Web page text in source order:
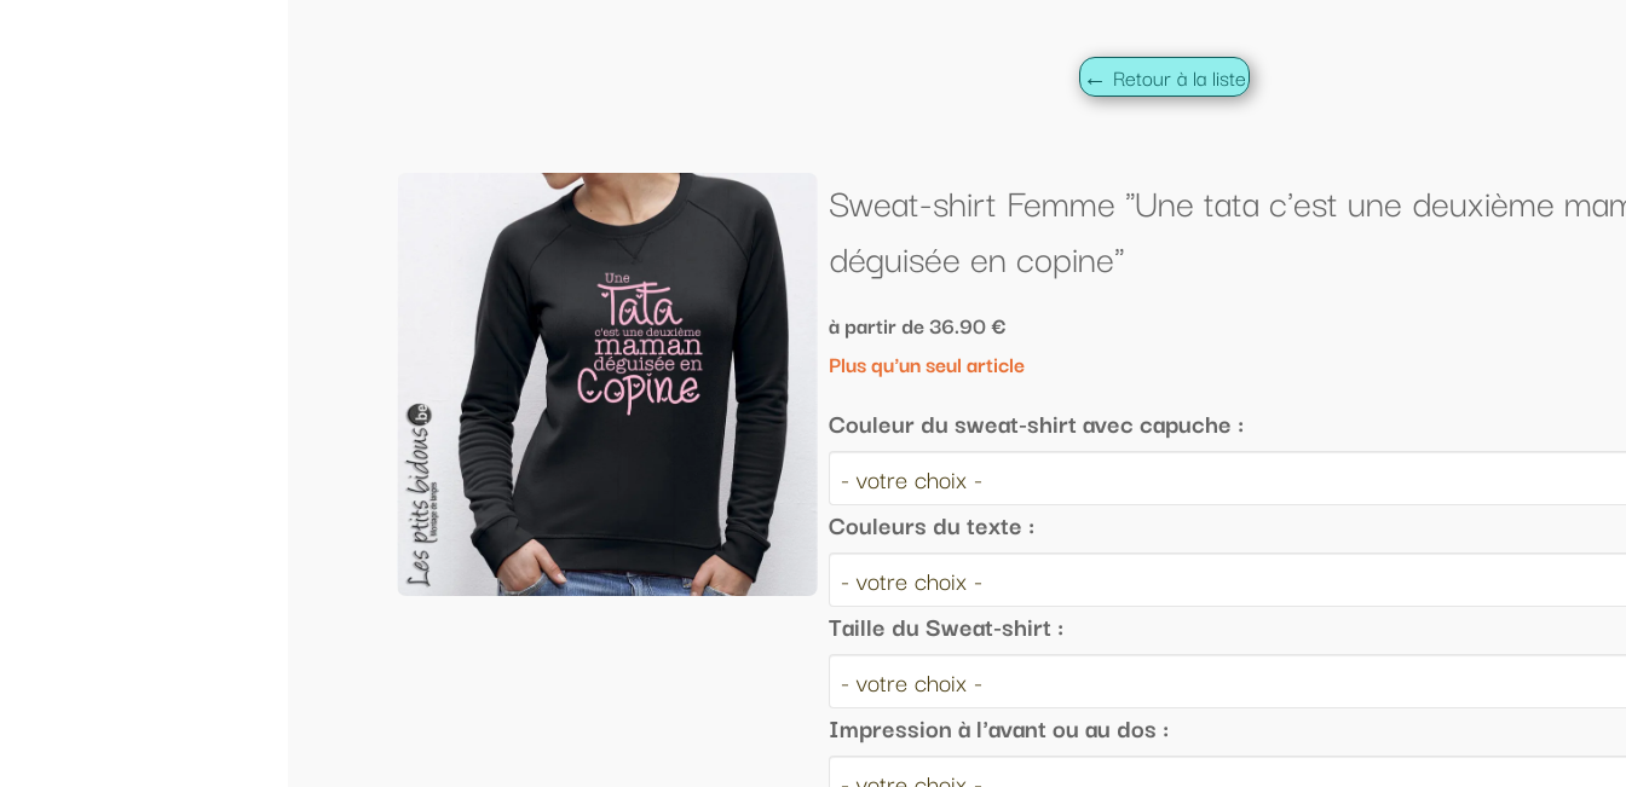
Sweat-shirt Femme "Une tata c'est une deuxième maman
déguisée en copine"
à partir de 36.90 €
Plus qu'un seul article
Couleur du sweat-shirt avec capuche :
Couleurs du texte :
Impression à l'avant ou au dos :